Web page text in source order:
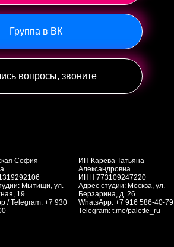
Группа в ВК
вопросы, звоните
София
Мытищи, ул.
19
/ Telegram: +7 930
ИП Карева Татьяна
Александровна
ИНН 773109247220
Адрес студии: Москва, ул.
Берзарина, д. 26
WhatsApp: +7 916 586-40-79
Telegram: t.me/palette_ru